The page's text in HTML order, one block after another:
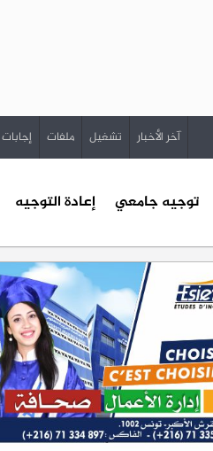
آخر الأخبار تشغيل ملفات إجابات
توجيه جامعي إعادة التوجيه